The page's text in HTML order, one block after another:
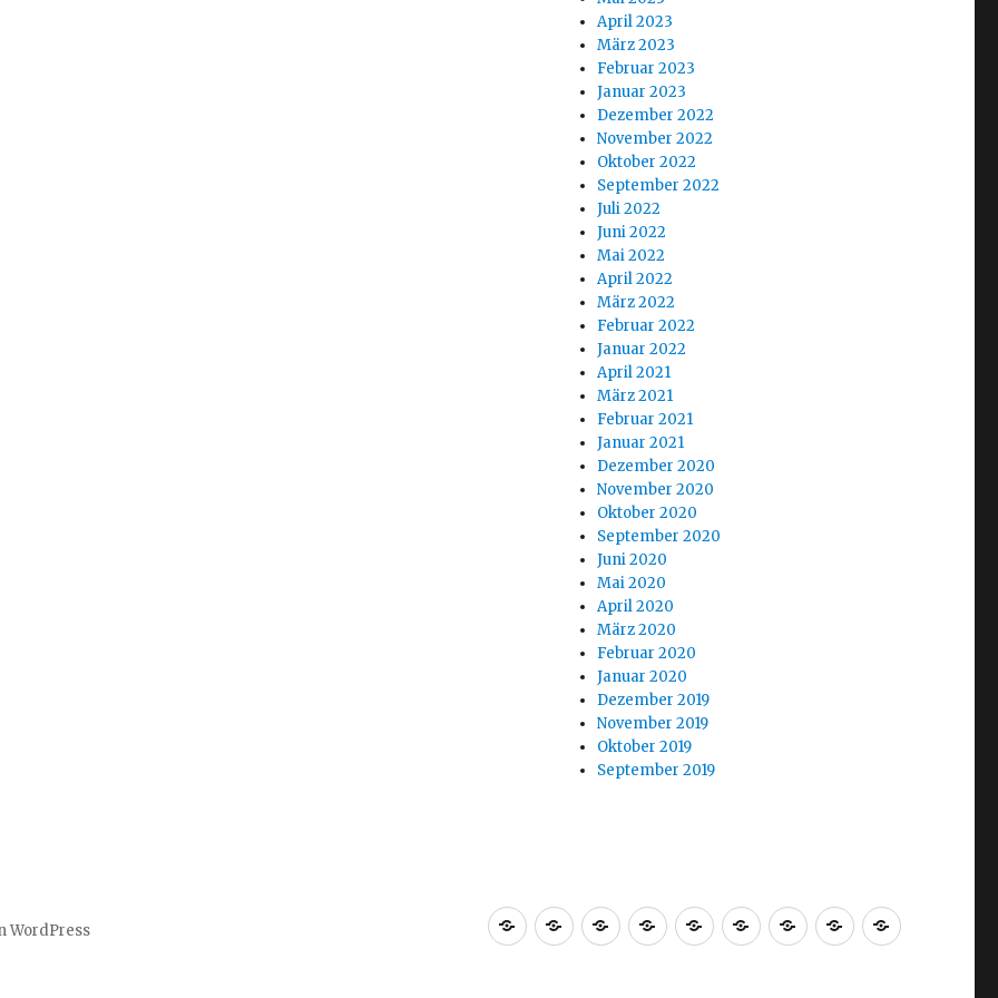
April 2023
März 2023
Februar 2023
Januar 2023
Dezember 2022
November 2022
Oktober 2022
September 2022
Juli 2022
Juni 2022
Mai 2022
April 2022
März 2022
Februar 2022
Januar 2022
April 2021
März 2021
Februar 2021
Januar 2021
Dezember 2020
November 2020
Oktober 2020
September 2020
Juni 2020
Mai 2020
April 2020
März 2020
Februar 2020
Januar 2020
Dezember 2019
November 2019
Oktober 2019
September 2019
Welcome
Blog TranalytixTradingplan
MST19ARM
StrategieAnalyseAbout
WordPress